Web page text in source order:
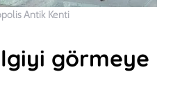
Antik Kenti
görmeye